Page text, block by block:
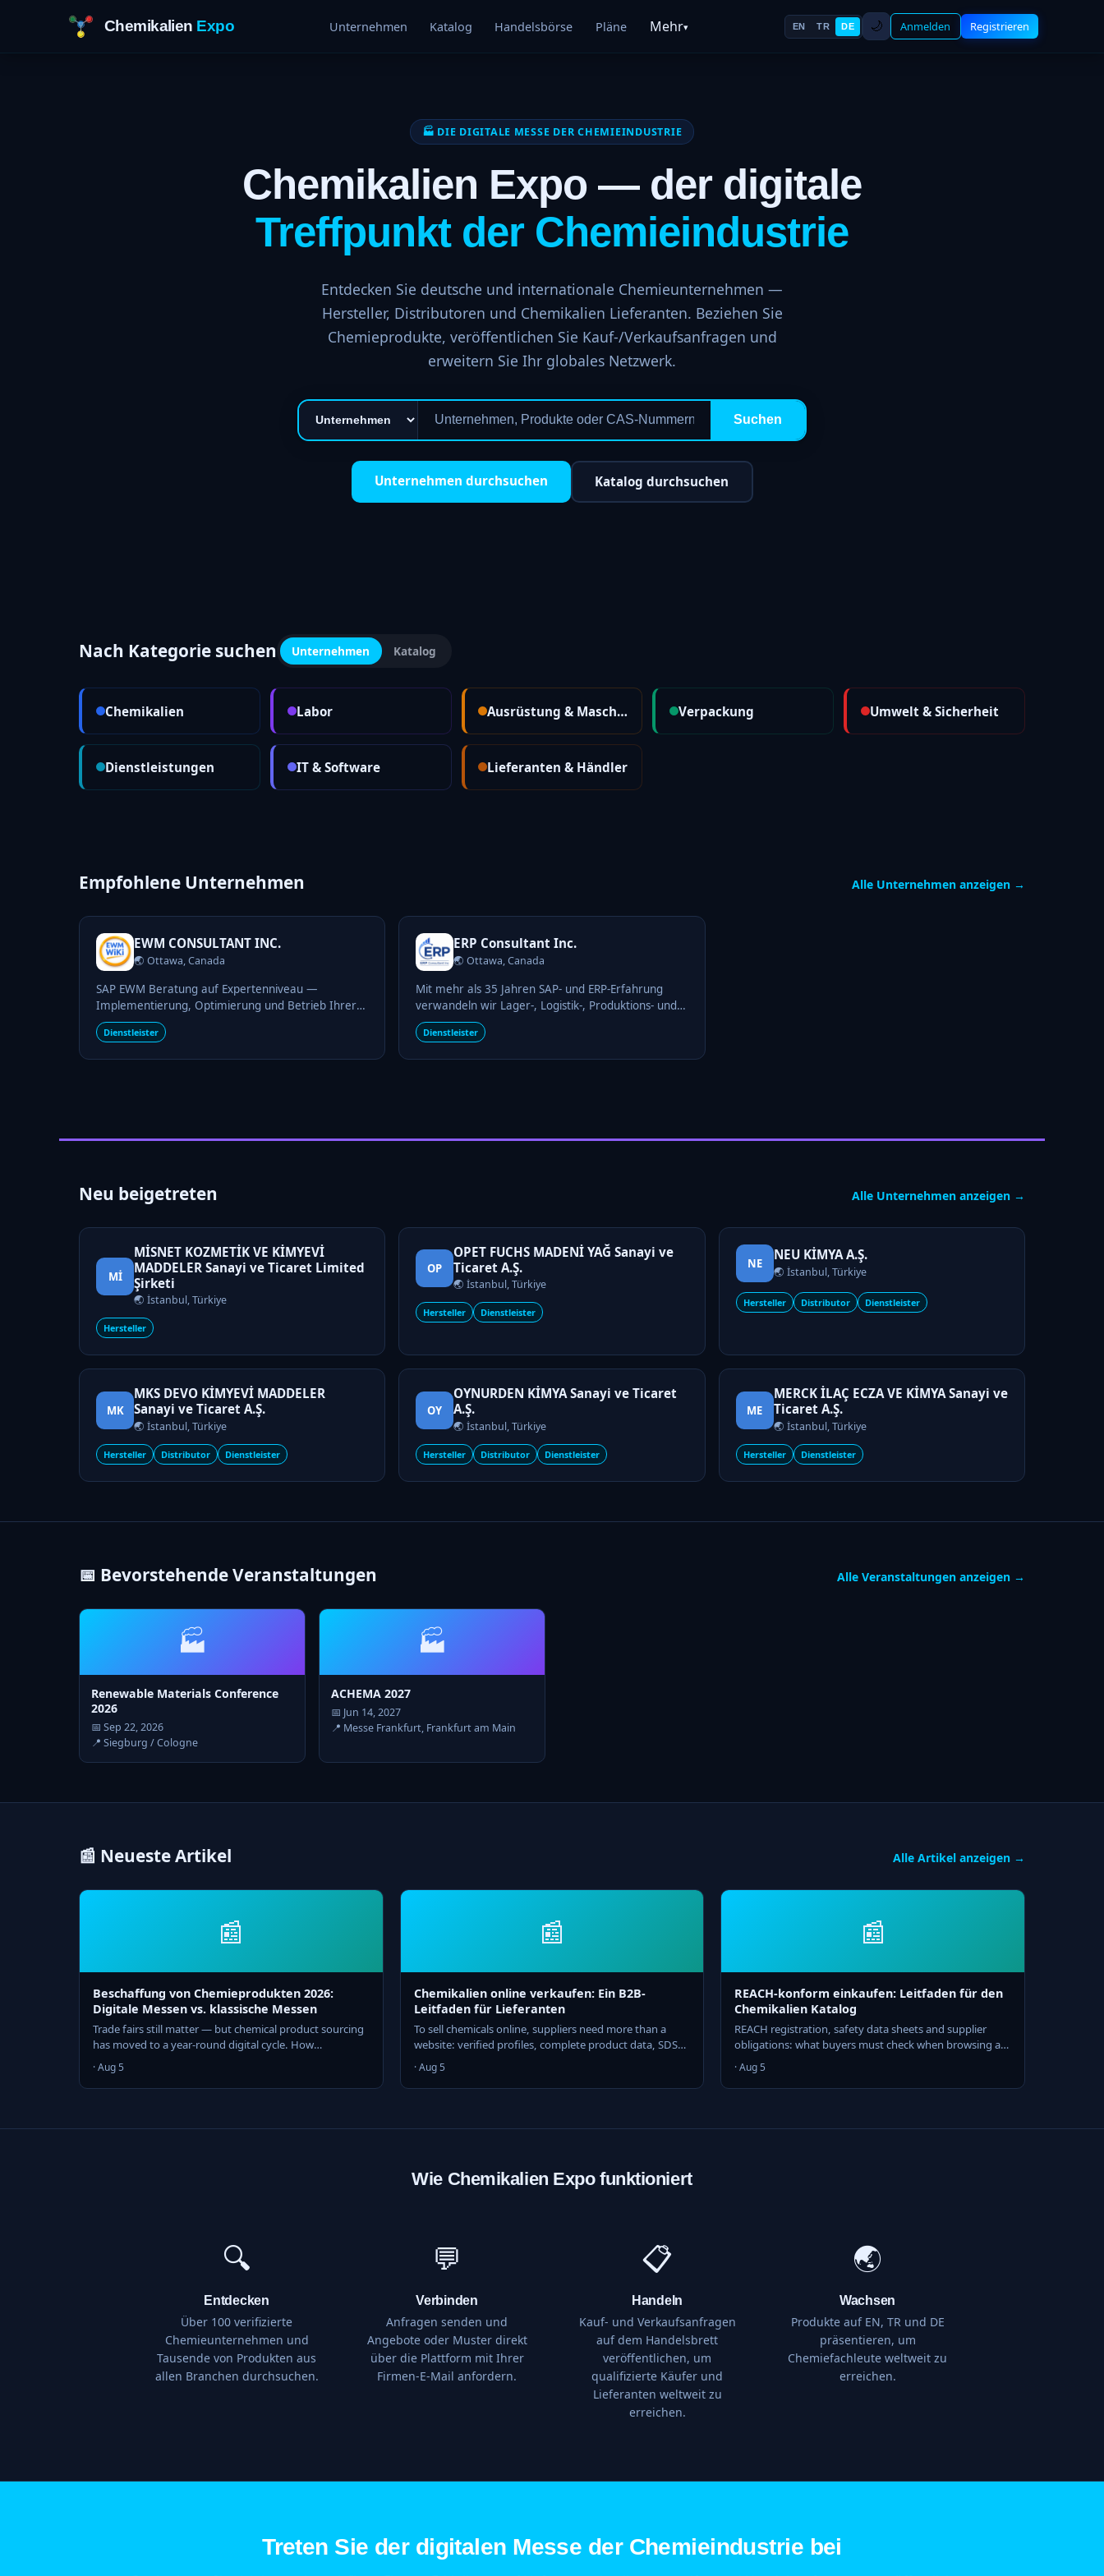
Chemikalien Expo Unternehmen Katalog Handelsbörse Pläne Mehr▾ EN TR DE 🌙 Anmelden Registrieren
🏭 DIE DIGITALE MESSE DER CHEMIEINDUSTRIE
Chemikalien Expo — der digitale
Treffpunkt der Chemieindustrie
Entdecken Sie deutsche und internationale Chemieunternehmen —
Hersteller, Distributoren und Chemikalien Lieferanten. Beziehen Sie
Chemieprodukte, veröffentlichen Sie Kauf-/Verkaufsanfragen und
erweitern Sie Ihr globales Netzwerk.
Suchen
Unternehmen durchsuchen Katalog durchsuchen
Nach Kategorie suchen Unternehmen Katalog
Chemikalien Labor Ausrüstung & Maschinen Verpackung Umwelt & Sicherheit
Dienstleistungen IT & Software Lieferanten & Händler
Empfohlene Unternehmen Alle Unternehmen anzeigen →
EWM CONSULTANT INC.
🌏 Ottawa, Canada
SAP EWM Beratung auf Expertenniveau —
Implementierung, Optimierung und Betrieb Ihrer
Lagerlogistik aus einer Hand.
Dienstleister
ERP Consultant Inc.
🌏 Ottawa, Canada
Mit mehr als 35 Jahren SAP- und ERP-Erfahrung
verwandeln wir Lager-, Logistik-, Produktions- und
Supply-Chain-Prozesse in effiziente, nachhaltige und
zukunftsfähige Lösungen.
Dienstleister
Neu beigetreten Alle Unternehmen anzeigen →
Mİ
MİSNET KOZMETİK VE KİMYEVİ
MADDELER Sanayi ve Ticaret Limited
Şirketi
🌏 İstanbul, Türkiye
Hersteller
OP
OPET FUCHS MADENİ YAĞ Sanayi ve
Ticaret A.Ş.
🌏 İstanbul, Türkiye
Hersteller Dienstleister
NE
NEU KİMYA A.Ş.
🌏 İstanbul, Türkiye
Hersteller Distributor Dienstleister
MK
MKS DEVO KİMYEVİ MADDELER
Sanayi ve Ticaret A.Ş.
🌏 İstanbul, Türkiye
Hersteller Distributor Dienstleister
OY
OYNURDEN KİMYA Sanayi ve Ticaret
A.Ş.
🌏 İstanbul, Türkiye
Hersteller Distributor Dienstleister
ME
MERCK İLAÇ ECZA VE KİMYA Sanayi ve
Ticaret A.Ş.
🌏 İstanbul, Türkiye
Hersteller Dienstleister
📅 Bevorstehende Veranstaltungen Alle Veranstaltungen anzeigen →
🏭
Renewable Materials Conference
2026
📅 Sep 22, 2026
📍 Siegburg / Cologne
🏭
ACHEMA 2027
📅 Jun 14, 2027
📍 Messe Frankfurt, Frankfurt am Main
📰 Neueste Artikel Alle Artikel anzeigen →
📰
Beschaffung von Chemieprodukten 2026:
Digitale Messen vs. klassische Messen
Trade fairs still matter — but chemical product sourcing
has moved to a year-round digital cycle. How
procurement teams combine both channels in 2026.
· Aug 5
📰
Chemikalien online verkaufen: Ein B2B-
Leitfaden für Lieferanten
To sell chemicals online, suppliers need more than a
website: verified profiles, complete product data, SDS
on demand and a trade channel for offers. Here is the
playbook.
· Aug 5
📰
REACH-konform einkaufen: Leitfaden für den
Chemikalien Katalog
REACH registration, safety data sheets and supplier
obligations: what buyers must check when browsing a
chemical product catalog.
· Aug 5
Wie Chemikalien Expo funktioniert
🔍
Entdecken
Über 100 verifizierte
Chemieunternehmen und
Tausende von Produkten aus
allen Branchen durchsuchen.
💬
Verbinden
Anfragen senden und
Angebote oder Muster direkt
über die Plattform mit Ihrer
Firmen-E-Mail anfordern.
📋
Handeln
Kauf- und Verkaufsanfragen
auf dem Handelsbrett
veröffentlichen, um
qualifizierte Käufer und
Lieferanten weltweit zu
erreichen.
🌏
Wachsen
Produkte auf EN, TR und DE
präsentieren, um
Chemiefachleute weltweit zu
erreichen.
Treten Sie der digitalen Messe der Chemieindustrie bei